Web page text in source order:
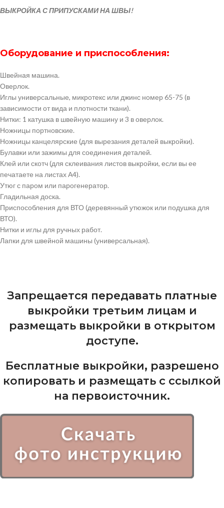
ВЫКРОЙКА С ПРИПУСКАМИ НА ШВЫ!
Оборудование и приспособления:
Швейная машина.
Оверлок.
Иглы универсальные, микротекс или джинс номер 65-75 (в
зависимости от вида и плотности ткани).
Нитки: 1 катушка в швейную машину и 3 в оверлок.
Ножницы портновские.
Ножницы канцелярские (для вырезания деталей выкройки).
Булавки или зажимы для соединения деталей.
Клей или скотч (для склеивания листов выкройки, если вы ее
печатаете на листах А4).
Утюг с паром или парогенератор.
Гладильная доска.
Приспособления для ВТО (деревянный утюжок или подушка для
ВТО).
Нитки и иглы для ручных работ.
Лапки для швейной машины (универсальная).
Запрещается передавать платные
выкройки третьим лицам и
размещать выкройки в открытом
доступе.
Бесплатные выкройки, разрешено
копировать и размещать с ссылкой
на первоисточник.